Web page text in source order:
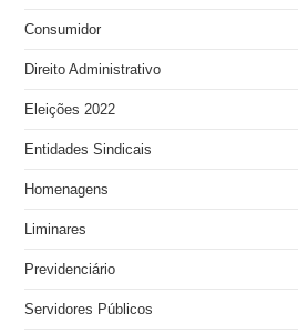
Consumidor
Direito Administrativo
Eleições 2022
Entidades Sindicais
Homenagens
Liminares
Previdenciário
Servidores Públicos